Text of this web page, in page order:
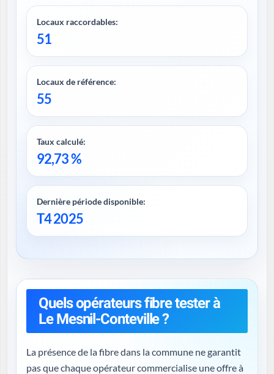
Locaux raccordables:
51
Locaux de référence:
55
Taux calculé:
92,73 %
Dernière période disponible:
T4 2025
Quels opérateurs fibre tester à
Le Mesnil-Conteville ?
La présence de la fibre dans la commune ne garantit
pas que chaque opérateur commercialise une offre à